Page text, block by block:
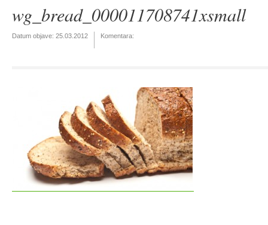
wg_bread_000011708741xsmall
Datum objave: 25.03.2012 Komentara: